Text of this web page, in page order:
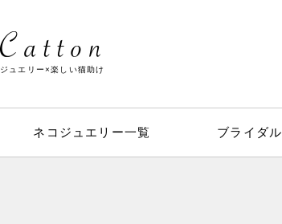
ジュエリー×楽しい猫助け
ネコジュエリー一覧 ブライダル